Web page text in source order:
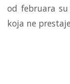
od februara
koja ne